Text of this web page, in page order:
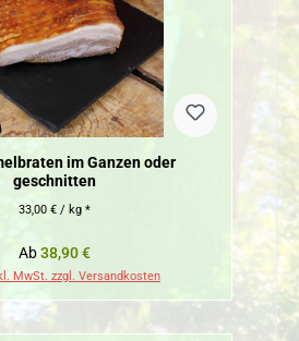
im Ganzen oder
geschnitten
33,00 € / kg *
Regulärer Preis:
Ab38,90 €
MwSt. zzgl. Versandkosten